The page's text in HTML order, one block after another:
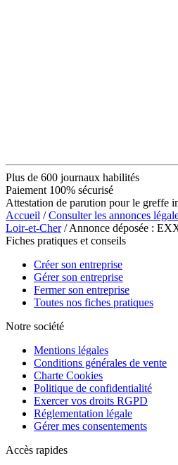
Plus de 600 journaux habilités
Paiement 100% sécurisé
Attestation de parution pour le greffe
Accueil /Consulter les annonces
Loir-et-Cher/ Annonce déposée :
Fiches pratiques et conseils
Créer son entreprise
Gérer son entreprise
Fermer son entreprise
Toutes nos fiches pratiques
Notre société
Mentions légales
Conditions générales de vente
Charte Cookies
Politique de confidentialité
Exercer vos droits RGPD
Réglementation légale
Gérer mes consentements
Accès rapides